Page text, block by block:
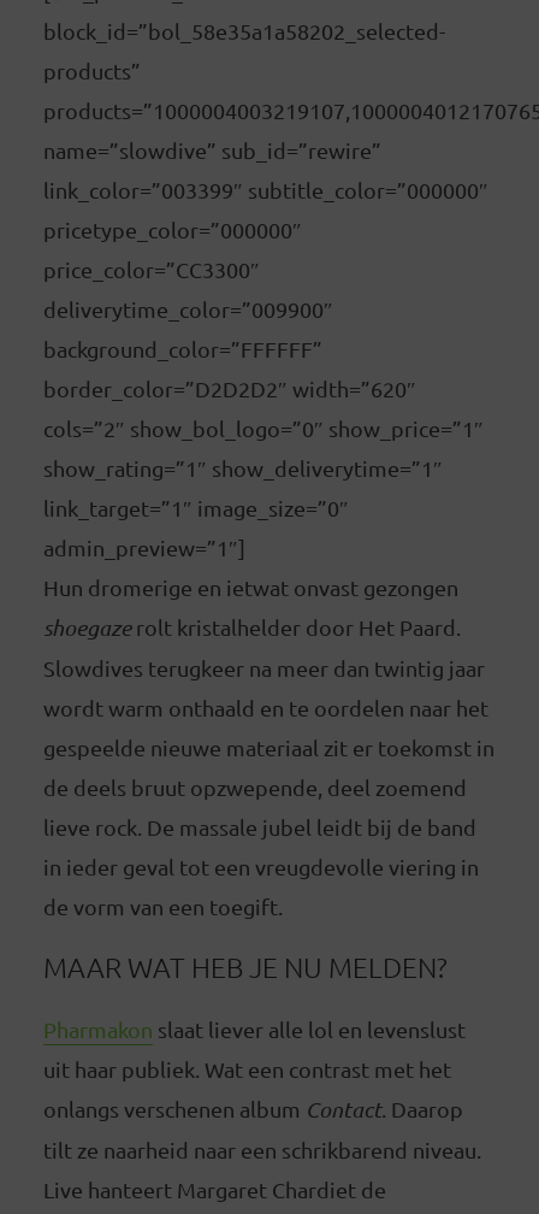
block_id=”bol_58e35a1a58202_selected-
products”
name=”slowdive” sub_id=”rewire”
link_color=”003399″ subtitle_color=”000000″
pricetype_color=”000000″
price_color=”CC3300″
deliverytime_color=”009900″
background_color=”FFFFFF”
border_color=”D2D2D2″ width=”620″
cols=”2″ show_bol_logo=”0″ show_price=”1″
show_rating=”1″ show_deliverytime=”1″
link_target=”1″ image_size=”0″
admin_preview=”1″]
Hun dromerige en ietwat onvast gezongen
shoegazerolt kristalhelder door Het Paard.
Slowdives terugkeer na meer dan twintig jaar
wordt warm onthaald en te oordelen naar het
gespeelde nieuwe materiaal zit er toekomst in
de deels bruut opzwepende, deel zoemend
lieve rock. De massale jubel leidt bij de band
in ieder geval tot een vreugdevolle viering in
de vorm van een toegift.
MAAR WAT HEB JE NU MELDEN?
Pharmakon slaat liever alle lol en levenslust
uit haar publiek. Wat een contrast met het
onlangs verschenen album Contact. Daarop
tilt ze naarheid naar een schrikbarend niveau.
Live hanteert Margaret Chardiet de